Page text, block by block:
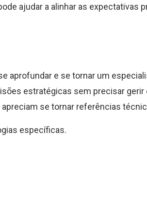
ajudar a alinhar as expectativas
aprofundar e se tornar um
estratégicas sem precisar
se tornar referências
específicas.